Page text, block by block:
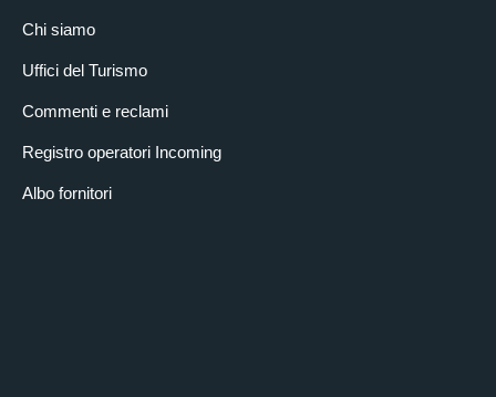
Chi siamo
Uffici del Turismo
Commenti e reclami
Registro operatori Incoming
Albo fornitori